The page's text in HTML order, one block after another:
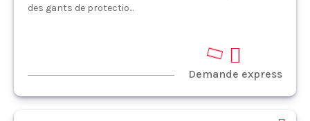
des gants de protectio...
Demande express